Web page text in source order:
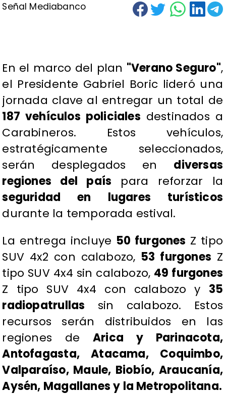
Señal Mediabanco
​En el marco del plan "Verano Seguro",
el Presidente Gabriel Boric lideró una
jornada clave al entregar un total de
187 vehículos policiales destinados a
Carabineros. Estos vehículos,
estratégicamente seleccionados,
serán desplegados en diversas
regiones del país para reforzar la
seguridad en lugares turísticos
durante la temporada estival.
​La entrega incluye 50 furgones Z tipo
SUV 4x2 con calabozo, 53 furgones Z
tipo SUV 4x4 sin calabozo, 49 furgones
Z tipo SUV 4x4 con calabozo y 35
radiopatrullas sin calabozo. Estos
recursos serán distribuidos en las
regiones de Arica y Parinacota,
Antofagasta, Atacama, Coquimbo,
Valparaíso, Maule, Biobío, Araucanía,
Aysén, Magallanes y la Metropolitana.